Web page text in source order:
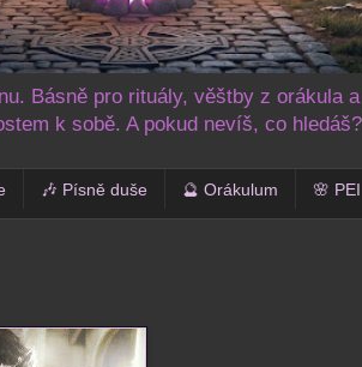
Básně pro rituály, věštby z orákula
k sobě. A pokud nevíš, co
🎶 Písně duše 🔮 Orákulum 🌸 PEI